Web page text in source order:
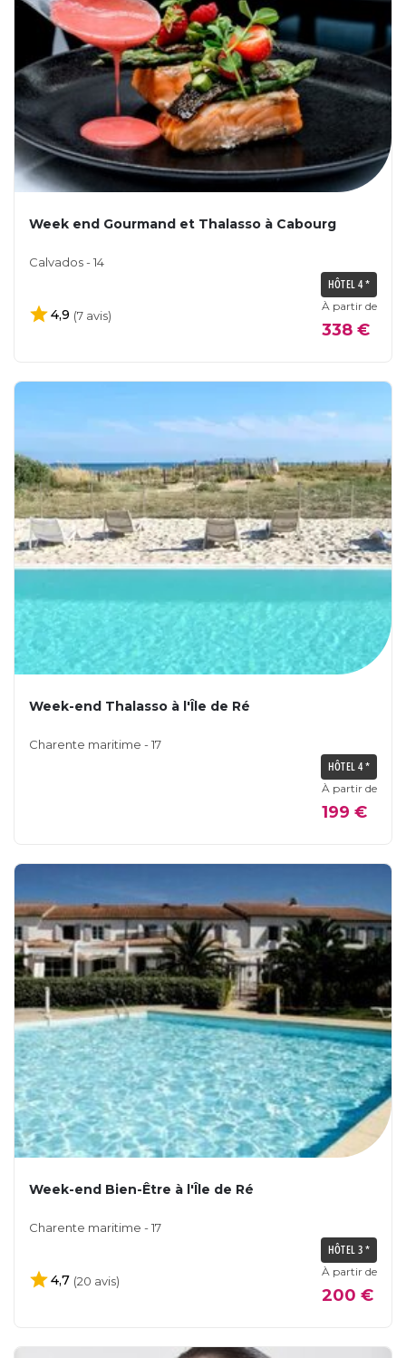
Week end Gourmand et Thalasso à Cabourg
Calvados - 14
HÔTEL 4 *
4,9 (7 avis)
À partir de
338 €
Week-end Thalasso à l'Île de Ré
Charente maritime - 17
HÔTEL 4 *
À partir de
199 €
Week-end Bien-Être à l'Île de Ré
Charente maritime - 17
HÔTEL 3 *
4,7 (20 avis)
À partir de
200 €